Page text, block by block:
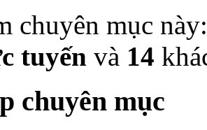
chuyên mục
tuyến và 14
chuyên mục